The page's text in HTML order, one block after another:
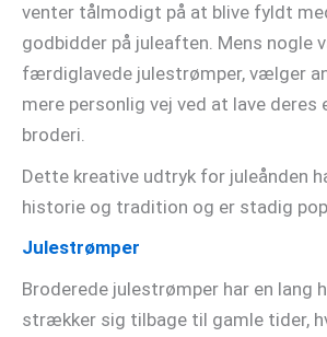
venter tålmodigt på at blive fyldt
godbidder på juleaften. Mens nogle
færdiglavede julestrømper, vælger
mere personlig vej ved at lave deres
broderi.
Dette kreative udtryk for juleånden
historie og tradition og er stadig
Julestrømper
Broderede julestrømper har en lang
strækker sig tilbage til gamle tider,